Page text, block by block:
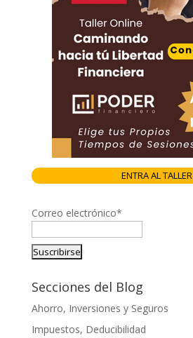
ENTRA AL TALLER
Correo electrónico*
Secciones del Blog
Ahorro, Inversiones y Seguros
Impuestos, Deducibilidad